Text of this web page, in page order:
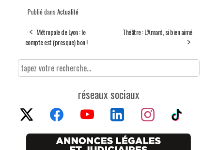
Publié dans Actualité
Métropole de Lyon : le
compte est (presque) bon !
Théâtre : L’Amant, si bien aimé
réseaux sociaux